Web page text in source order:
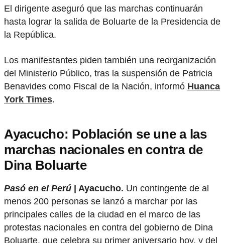
El dirigente aseguró que las marchas continuarán
hasta lograr la salida de Boluarte de la Presidencia de
la República.
Los manifestantes piden también una reorganización
del Ministerio Público, tras la suspensión de Patricia
Benavides como Fiscal de la Nación, informó Huanca
York Times.
Ayacucho: Población se une a las
marchas nacionales en contra de
Dina Boluarte
Pasó en el Perú | Ayacucho. Un contingente de al
menos 200 personas se lanzó a marchar por las
principales calles de la ciudad en el marco de las
protestas nacionales en contra del gobierno de Dina
Boluarte, que celebra su primer aniversario hoy, y del